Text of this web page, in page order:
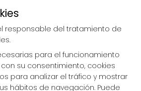
responsable del tratamiento de
para el funcionamiento
su consentimiento, cookies
para analizar el tráfico y mostrar
hábitos de navegación. Puede